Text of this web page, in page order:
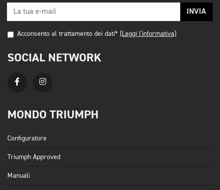
INVIA
Acconsento al trattamento dei dati* (Leggi l'informativa)
SOCIAL NETWORK
MONDO TRIUMPH
Configuratore
Triumph Approved
Manuali